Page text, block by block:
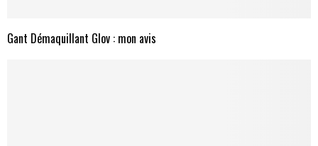
Gant Démaquillant Glov : mon avis